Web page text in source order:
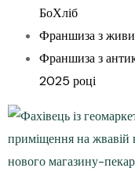
БоХліб
Франшиза з
Франшиза з
2025 році